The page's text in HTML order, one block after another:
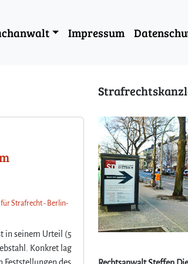
Impressum
für Strafrecht - Berlin-
in seinem Urteil (5
Konkret lag